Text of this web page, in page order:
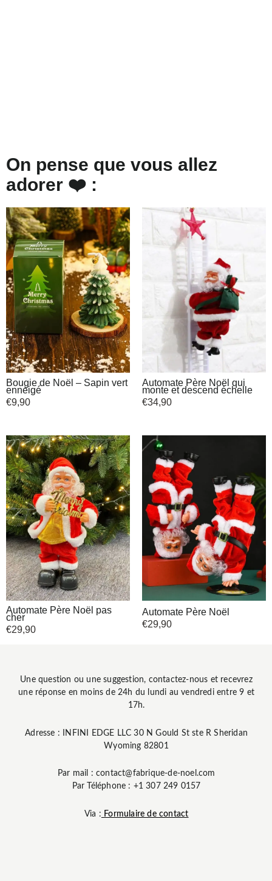
On pense que vous allez
adorer ❤️ :
Bougie de Noël – Sapin vert
enneigé
€9,90
Automate Père Noël qui
monte et descend échelle
€34,90
Automate Père Noël pas
cher
€29,90
Automate Père Noël
€29,90
Une question ou une suggestion, contactez-nous et recevrez
une réponse en moins de 24h du lundi au vendredi entre 9 et
17h.
Adresse : INFINI EDGE LLC 30 N Gould St ste R Sheridan
Wyoming 82801
Par mail : contact@fabrique-de-noel.com
Par Téléphone : +1 307 249 0157
Via : Formulaire de contact